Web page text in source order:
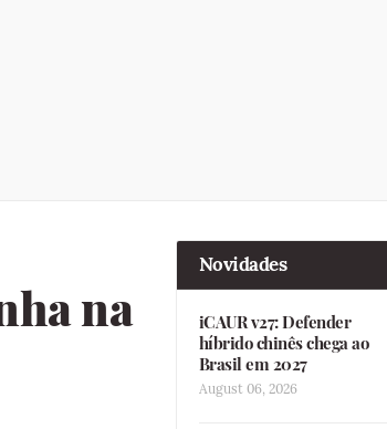
na
Novidades
iCAUR v27: Defender
híbrido chinês chega ao
Brasil em 2027
August 06, 2026